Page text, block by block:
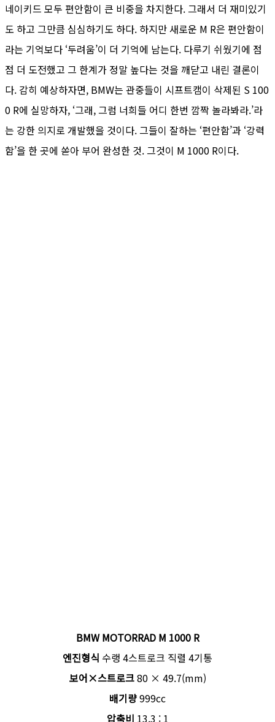
네이키드 모두 편안함이 큰 비중을 차지한다. 그래서 더 재미있기
도 하고 그만큼 심심하기도 하다. 하지만 새로운 M R은 편안함이
라는 기억보다 ‘두려움’이 더 기억에 남는다. 다루기 쉬웠기에 점
점 더 도전했고 그 한계가 정말 높다는 것을 깨닫고 내린 결론이
다. 감히 예상하자면, BMW는 관중들이 시프트캠이 삭제된 S 100
0 R에 실망하자, ‘그래, 그럼 너희들 어디 한번 깜짝 놀라봐라.’라
는 강한 의지로 개발했을 것이다. 그들이 잘하는 ‘편안함’과 ‘강력
함’을 한 곳에 쏟아 부어 완성한 것. 그것이 M 1000 R이다.
BMW MOTORRAD M 1000 R
엔진형식 수랭 4스트로크 직렬 4기통
보어×스트로크80 × 49.7(mm)
배기량999cc
압축비 13.3 : 1